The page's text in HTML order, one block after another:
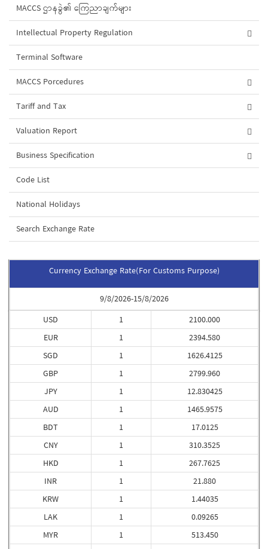
MACCS ဌာနခွဲ၏ ကြေညာချက်များ
Intellectual Property Regulation
Terminal Software
MACCS Porcedures
Tariff and Tax
Valuation Report
Business Specification
Code List
National Holidays
Search Exchange Rate
Currency Exchange Rate(For Customs Purpose)
9/8/2026-15/8/2026
USD
EUR
SGD
GBP
JPY
AUD
BDT
CNY
HKD
INR
KRW
LAK
MYR
1
1
1
1
1
1
1
1
1
1
1
1
1
2100.000
2394.580
1626.4125
2799.960
12.830425
1465.9575
17.0125
310.3525
267.7625
21.880
1.44035
0.09265
513.450